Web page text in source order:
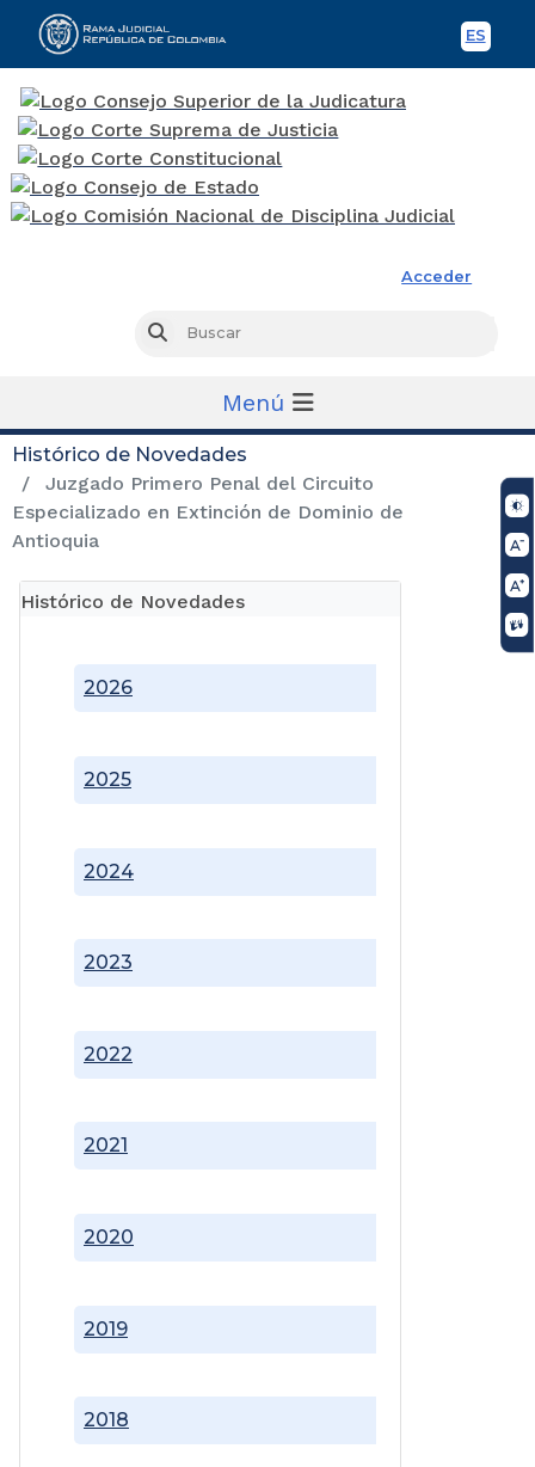
ES
Acceder
Buscar
Menú
Histórico de Novedades
Juzgado Primero Penal del Circuito
Especializado en Extinción de Dominio de
Antioquia
Histórico de Novedades
2018
2019
2020
2021
2022
2023
2024
2025
2026